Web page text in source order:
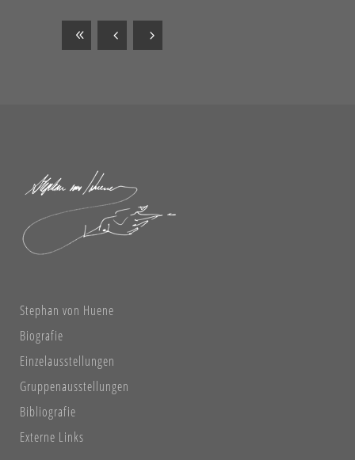
Stephan von Huene
Biografie
Einzelausstellungen
Gruppenausstellungen
Bibliografie
Externe Links